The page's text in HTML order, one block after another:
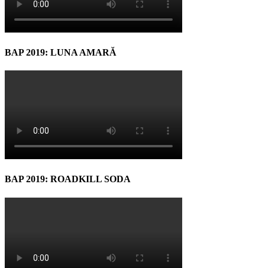
BAP 2019: LUNA AMARĂ
BAP 2019: ROADKILL SODA